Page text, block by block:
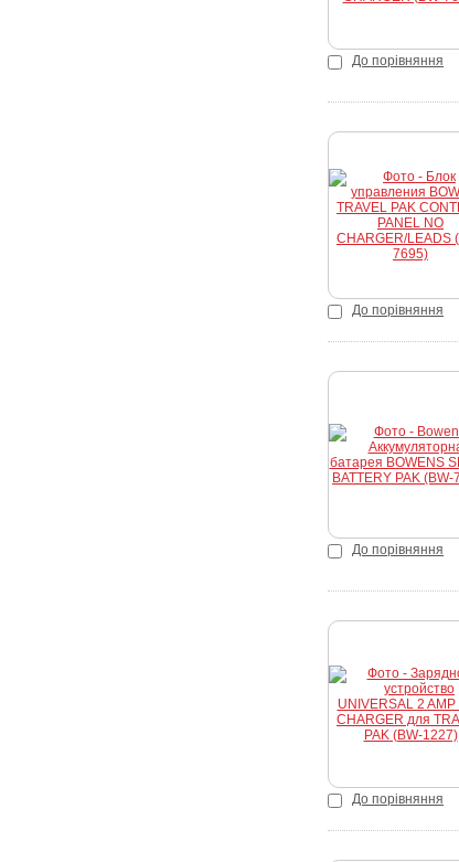
До порівняння
До порівняння
Купити
До порівняння
Купити
До порівняння
Купити